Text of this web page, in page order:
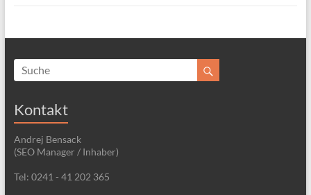
Kontakt
Andrej Bensack
(SEO Manager / Inhaber)
Tel: 0241 - 41 202 365